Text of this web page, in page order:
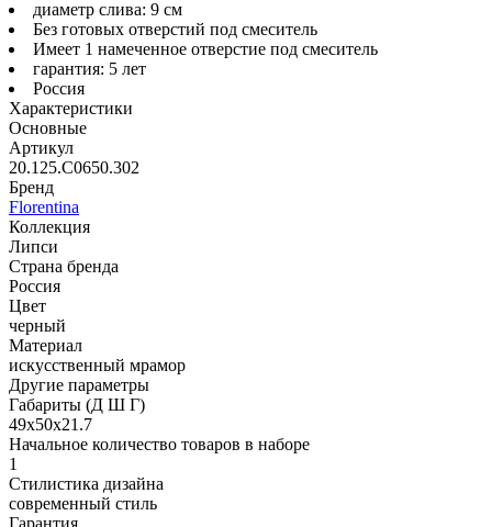
диаметр слива: 9 см
Без готовых отверстий под смеситель
Имеет 1 намеченное отверстие под смеситель
гарантия: 5 лет
Россия
Характеристики
Основные
Артикул
20.125.C0650.302
Бренд
Florentina
Коллекция
Липси
Страна бренда
Россия
Цвет
черный
Материал
искусственный мрамор
Другие параметры
Габариты (Д Ш Г)
49х50х21.7
Начальное количество товаров в наборе
1
Стилистика дизайна
современный стиль
Гарантия